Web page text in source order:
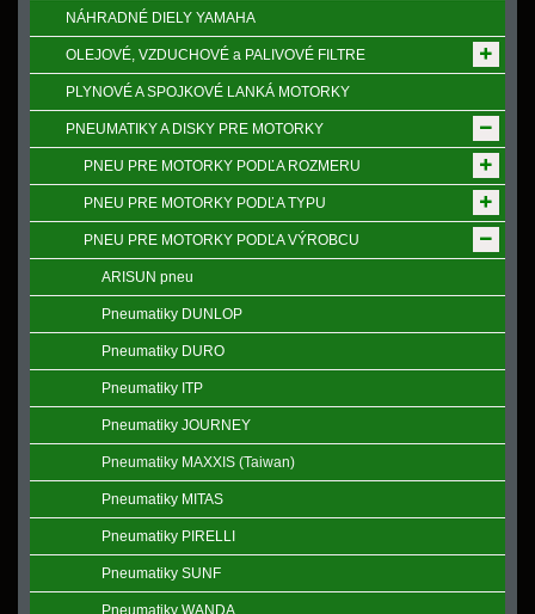
NÁHRADNÉ DIELY YAMAHA
OLEJOVÉ, VZDUCHOVÉ a PALIVOVÉ FILTRE
PLYNOVÉ A SPOJKOVÉ LANKÁ MOTORKY
PNEUMATIKY A DISKY PRE MOTORKY
PNEU PRE MOTORKY PODĽA ROZMERU
PNEU PRE MOTORKY PODĽA TYPU
PNEU PRE MOTORKY PODĽA VÝROBCU
ARISUN pneu
Pneumatiky DUNLOP
Pneumatiky DURO
Pneumatiky ITP
Pneumatiky JOURNEY
Pneumatiky MAXXIS (Taiwan)
Pneumatiky MITAS
Pneumatiky PIRELLI
Pneumatiky SUNF
Pneumatiky WANDA